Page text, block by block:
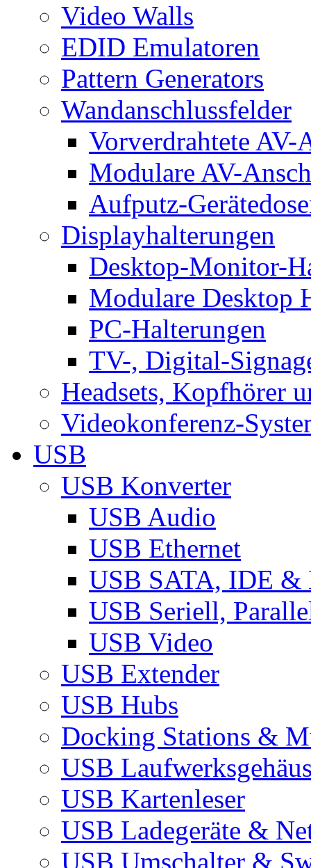
Video Walls
EDID Emulatoren
Pattern Generators
Wandanschlussfelder
Vorverdrahtete AV-
Modulare AV-
Aufputz-
Displayhalterungen
Desktop-Monitor-
Modulare Desktop
PC-Halterungen
TV-, Digital-
Headsets, Kopfhörer
Videokonferenz-
USB
USB Konverter
USB Audio
USB Ethernet
USB SATA, IDE &
USB Seriell,
USB Video
USB Extender
USB Hubs
Docking Stations &
USB
USB Kartenleser
USB Ladegeräte &
USB Umschalter &